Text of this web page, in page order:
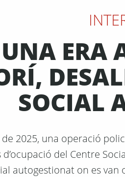
ERA
SOCIAL
2025, una operació
del Centre
autogestionat on es